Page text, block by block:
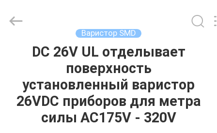
ПРОДУКТЫ
Electronics
Co.,Ltd.
Варистор SMD
DC 26V UL отделывает
поверхность
установленный варистор
26VDC приборов для метра
силы AC175V - 320V